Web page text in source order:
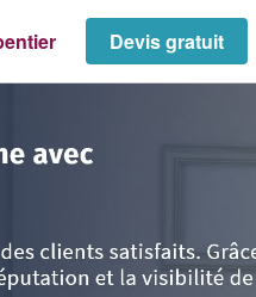
Devis gratuit